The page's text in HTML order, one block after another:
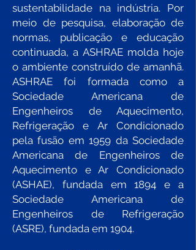
sustentabilidade na indústria. Por
meio de pesquisa, elaboração de
normas, publicação e educação
continuada, a ASHRAE molda hoje
o ambiente construído de amanhã.
ASHRAE foi formada como a
Sociedade Americana de
Engenheiros de Aquecimento,
Refrigeração e Ar Condicionado
pela fusão em 1959 da Sociedade
Americana de Engenheiros de
Aquecimento e Ar Condicionado
(ASHAE), fundada em 1894 e a
Sociedade Americana de
Engenheiros de Refrigeração
(ASRE), fundada em 1904.